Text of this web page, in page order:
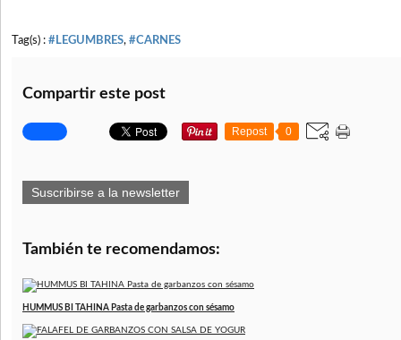
Tag(s) : #LEGUMBRES, #CARNES
Compartir este post
Repost 0
Suscribirse a la newsletter
También te recomendamos:
HUMMUS BI TAHINA Pasta de garbanzos con sésamo